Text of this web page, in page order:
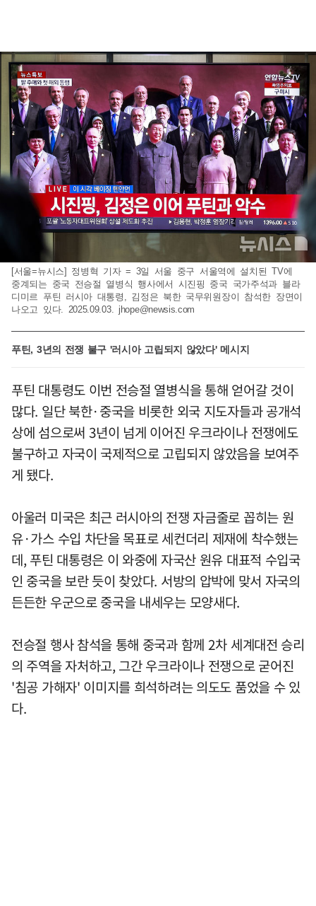
[서울=뉴시스] 정병혁 기자 = 3일 서울 중구 서울역에 설치된 TV에
중계되는 중국 전승절 열병식 행사에서 시진핑 중국 국가주석과 블라
디미르 푸틴 러시아 대통령, 김정은 북한 국무위원장이 참석한 장면이
나오고 있다. 2025.09.03. jhope@newsis.com
푸틴, 3년의 전쟁 불구 '러시아 고립되지 않았다' 메시지
푸틴 대통령도 이번 전승절 열병식을 통해 얻어갈 것이
많다. 일단 북한·중국을 비롯한 외국 지도자들과 공개석
상에 섬으로써 3년이 넘게 이어진 우크라이나 전쟁에도
불구하고 자국이 국제적으로 고립되지 않았음을 보여주
게 됐다.
아울러 미국은 최근 러시아의 전쟁 자금줄로 꼽히는 원
유·가스 수입 차단을 목표로 세컨더리 제재에 착수했는
데, 푸틴 대통령은 이 와중에 자국산 원유 대표적 수입국
인 중국을 보란 듯이 찾았다. 서방의 압박에 맞서 자국의
든든한 우군으로 중국을 내세우는 모양새다.
전승절 행사 참석을 통해 중국과 함께 2차 세계대전 승리
의 주역을 자처하고, 그간 우크라이나 전쟁으로 굳어진
'침공 가해자' 이미지를 희석하려는 의도도 품었을 수 있
다.